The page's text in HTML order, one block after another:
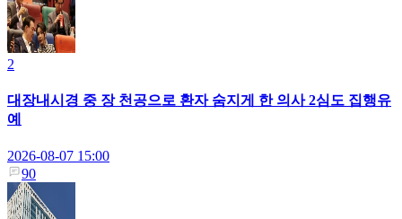
2
대장내시경 중 장 천공으로 환자 숨지게 한 의사 2심도 집행유
예
2026-08-07 15:00
90